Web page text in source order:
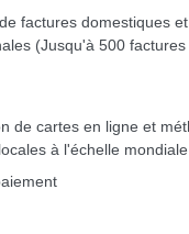
factures domestiques et
(Jusqu'à 500 factures
de cartes en ligne et
à l'échelle mondiale